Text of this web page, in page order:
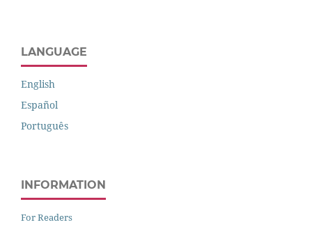
LANGUAGE
English
Español
Português
INFORMATION
For Readers